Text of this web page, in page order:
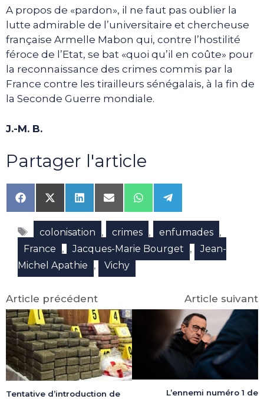
A propos de «pardon», il ne faut pas oublier la
lutte admirable de l’universitaire et chercheuse
française Armelle Mabon qui, contre l’hostilité
féroce de l’Etat, se bat «quoi qu’il en coûte» pour
la reconnaissance des crimes commis par la
France contre les tirailleurs sénégalais, à la fin de
la Seconde Guerre mondiale.
J.-M. B.
Partager l'article
Share
on
Facebook
Share
on
X
(Twitter)
Share
on
LinkedIn
Share
on
Email
Share
on
WhatsApp
Share
on
Telegram
Étiquettes
colonisation , crimes , enfumades ,
France , Jacques-Marie Bourget ,
Jean-
Michel Apathie
, Vichy
Article précédent
Tentative d’introduction de
Article suivant
L’ennemi numéro 1 de